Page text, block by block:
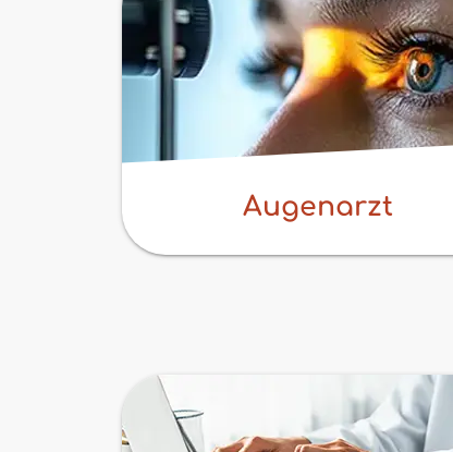
Augenarzt